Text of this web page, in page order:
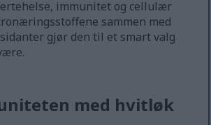
immunitet og cellulær
sammen med
gjør den til et smart valg
med hvitløk